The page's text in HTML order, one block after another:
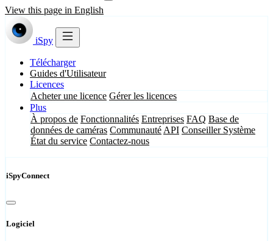
View this page in English
iSpy
Télécharger
Guides d'Utilisateur
Licences
Acheter une licence Gérer les licences
Plus
À propos de Fonctionnalités Entreprises FAQ Base de
données de caméras Communauté API Conseiller Système
État du service Contactez-nous
iSpyConnect
Logiciel